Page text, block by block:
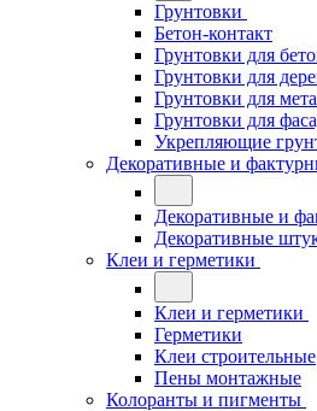
Грунтовки
Бетон-контакт
Грунтовки для
Грунтовки для
Грунтовки для
Грунтовки для
Укрепляющие
Декоративные и
Декоративные и
Декоративные
Клеи и герметики
Клеи и герметики
Герметики
Клеи строительные
Пены монтажные
Колоранты и пигменты